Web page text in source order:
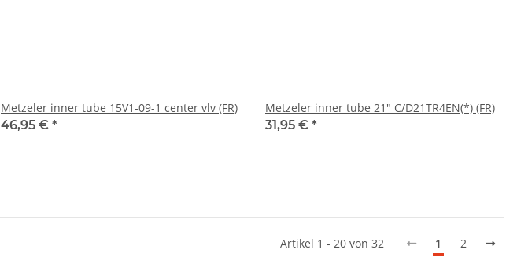
Metzeler inner tube 15V1-09-1 center vlv (FR)
46,95 € *
Metzeler inner tube 21" C/D21TR4EN(*) (FR)
31,95 € *
Artikel 1 - 20 von 32 1 2